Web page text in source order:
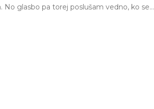
glasbo pa torej poslušam vedno, ko se…